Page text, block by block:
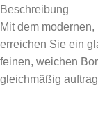
Beschreibung
Mit dem
erreichen Sie ein
feinen, weichen
gleichmäßig